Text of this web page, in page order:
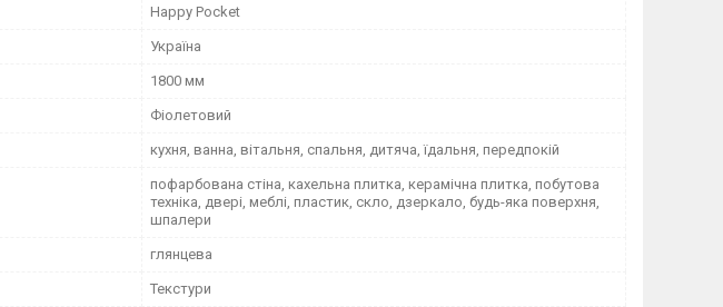
Happy Pocket
Україна
1800 мм
Фіолетовий
кухня, ванна, вітальня, спальня, дитяча, їдальня, передпокій
пофарбована стіна, кахельна плитка, керамічна плитка, побутова
техніка, двері, меблі, пластик, скло, дзеркало, будь-яка поверхня,
шпалери
глянцева
Текстури